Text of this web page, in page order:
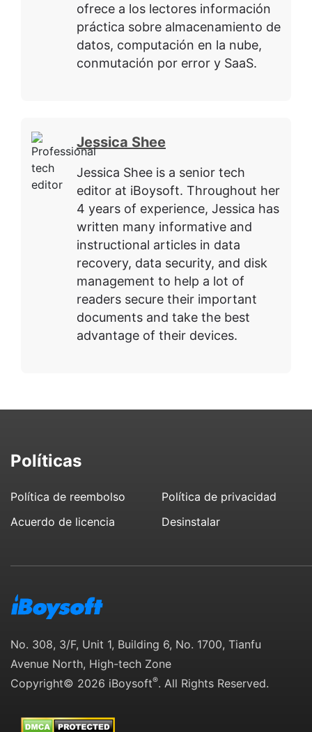
ofrece a los lectores información
práctica sobre almacenamiento de
datos, computación en la nube,
conmutación por error y SaaS.
Jessica Shee
Jessica Shee is a senior tech
editor at iBoysoft. Throughout her
4 years of experience, Jessica has
written many informative and
instructional articles in data
recovery, data security, and disk
management to help a lot of
readers secure their important
documents and take the best
advantage of their devices.
Políticas
Política de reembolso
Política de privacidad
Acuerdo de licencia
Desinstalar
No. 308, 3/F, Unit 1, Building 6, No. 1700, Tianfu
Avenue North, High-tech Zone
Copyright© 2026 iBoysoft®. All Rights Reserved.